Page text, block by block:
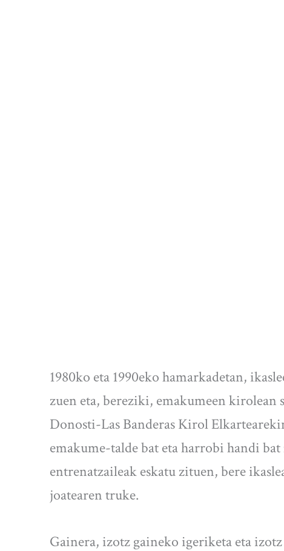
1980ko eta 1990eko hamarkadetan,
zuen eta, bereziki, emakumeen kirolean
Donosti-Las Banderas Kirol
emakume-talde bat eta harrobi handi
entrenatzaileak eskatu zituen, bere
joatearen truke.
Gainera, izotz gaineko igeriketa eta